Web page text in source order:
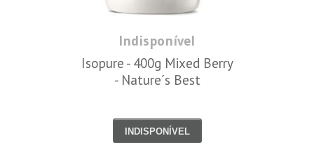
Indisponível
Isopure - 400g Mixed Berry
- Nature´s Best
INDISPONÍVEL